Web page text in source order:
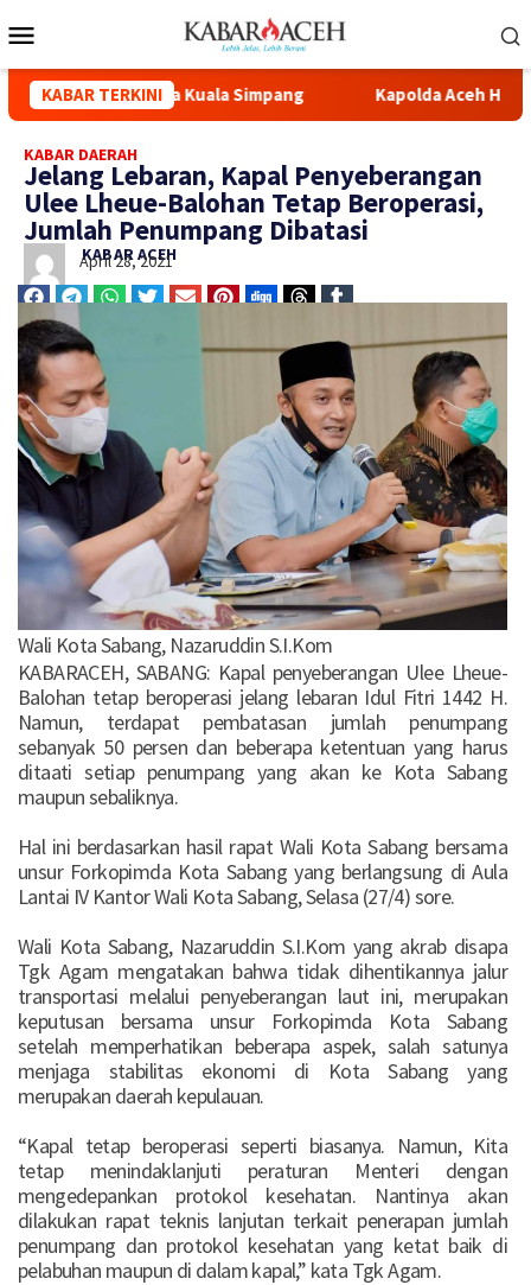
KABAR TERKINI
Masjid Syuhada Kuala Simpang Kapolda Aceh Hadiri
KABAR DAERAH
Jelang Lebaran, Kapal Penyeberangan
Ulee Lheue-Balohan Tetap Beroperasi,
Jumlah Penumpang Dibatasi
KABAR ACEH
April 28, 2021
Wali Kota Sabang, Nazaruddin S.I.Kom
KABARACEH, SABANG: Kapal penyeberangan Ulee Lheue-
Balohan tetap beroperasi jelang lebaran Idul Fitri 1442 H.
Namun, terdapat pembatasan jumlah penumpang
sebanyak 50 persen dan beberapa ketentuan yang harus
ditaati setiap penumpang yang akan ke Kota Sabang
maupun sebaliknya.
Hal ini berdasarkan hasil rapat Wali Kota Sabang bersama
unsur Forkopimda Kota Sabang yang berlangsung di Aula
Lantai IV Kantor Wali Kota Sabang, Selasa (27/4) sore.
Wali Kota Sabang, Nazaruddin S.I.Kom yang akrab disapa
Tgk Agam mengatakan bahwa tidak dihentikannya jalur
transportasi melalui penyeberangan laut ini, merupakan
keputusan bersama unsur Forkopimda Kota Sabang
setelah memperhatikan beberapa aspek, salah satunya
menjaga stabilitas ekonomi di Kota Sabang yang
merupakan daerah kepulauan.
“Kapal tetap beroperasi seperti biasanya. Namun, Kita
tetap menindaklanjuti peraturan Menteri dengan
mengedepankan protokol kesehatan. Nantinya akan
dilakukan rapat teknis lanjutan terkait penerapan jumlah
penumpang dan protokol kesehatan yang ketat baik di
pelabuhan maupun di dalam kapal,” kata Tgk Agam.